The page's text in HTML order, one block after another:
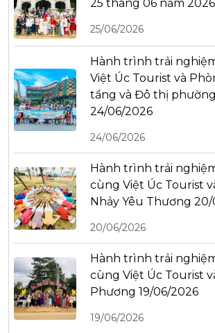
25 tháng 06 năm 2026
25/06/2026
Hành trình trải
Việt Úc Tourist và
tầng và Đô thị
24/06/2026
24/06/2026
Hành trình trải
cùng Việt Úc Tourist
Nhảy Yêu Thương
20/06/2026
Hành trình trải
cùng Việt Úc Tourist
Phương 19/06/2026
19/06/2026